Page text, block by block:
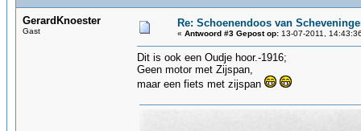
GerardKnoester
Gast
Re: Schoenendoos van
« Antwoord #3 Gepost op: 13-07-2011,
Dit is ook een Oudje hoor.-1916;
Geen motor met Zijspan,
maar een fiets met zijspan